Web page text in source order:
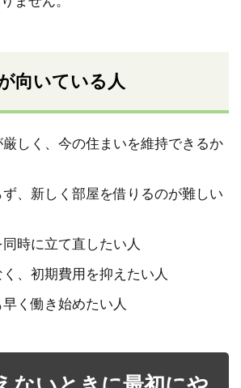
向いている人
しく、今の住まいを維持できるか
、新しく部屋を借りるのが難しい
時に立て直したい人
、初期費用を抑えたい人
く働き始めたい人